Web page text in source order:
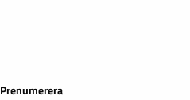
Prenumerera